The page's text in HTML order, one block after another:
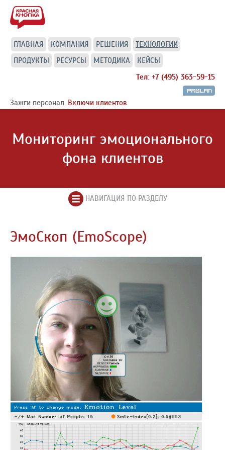
ГЛАВНАЯ КОМПАНИЯ РЕШЕНИЯ
ТЕХНОЛОГИИ
ПРОДУКТЫ
РЕСУРСЫ МЕТОДИКА
КЕЙСЫ
Тел: +7 (495) 363-59-15
Зажги персонал. Включи клиентов
Мониторинг эмоционального
фона клиентов
НАВИГАЦИЯ ПО РАЗДЕЛУ
ЭмоСкоп (EmoScope)